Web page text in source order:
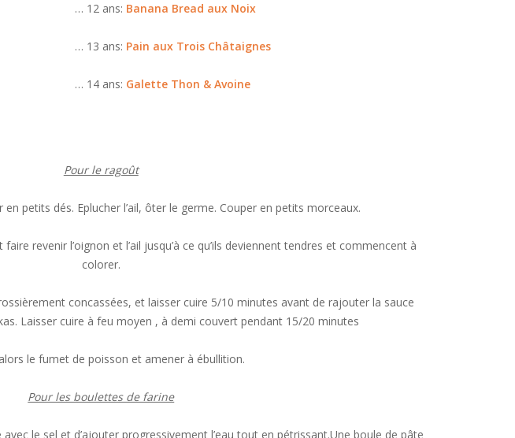
… 12 ans: Banana Bread aux Noix
… 13 ans: Pain aux Trois Châtaignes
… 14 ans: Galette Thon & Avoine
Pour le ragoût
en petits dés. Eplucher l’ail, ôter le germe. Couper en petits morceaux.
revenir l’oignon et l’ail jusqu’à ce qu’ils deviennent tendres et commencent à
colorer.
concassées, et laisser cuire 5/10 minutes avant de rajouter la sauce
Laisser cuire à feu moyen , à demi couvert pendant 15/20 minutes
le fumet de poisson et amener à ébullition.
Pour les boulettes de farine
le sel et d’ajouter progressivement l’eau tout en pétrissant.Une boule de pâte